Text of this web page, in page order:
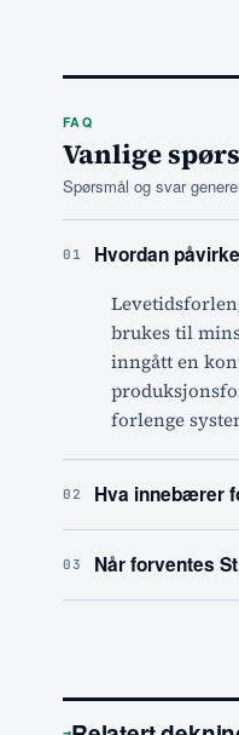
FAQ
Vanlige
Spørsmål og svar
01 Hvordan
brukes til
inngått en
forlenge
02 Hva innebærer
03 Når forventes